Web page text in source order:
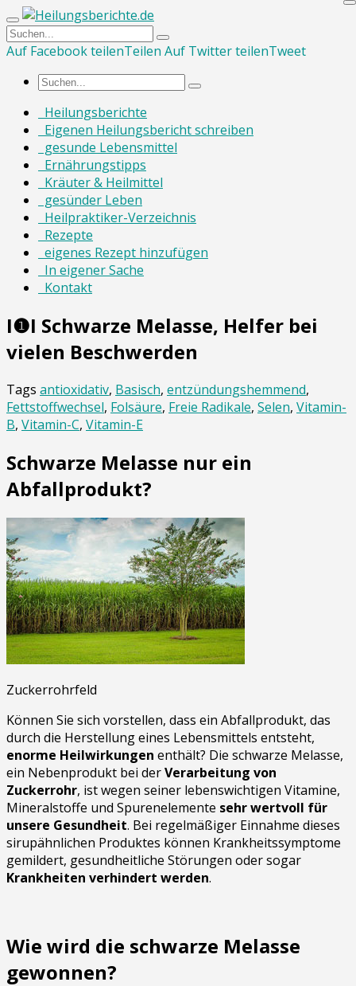
Auf Facebook teilenTeilen Auf Twitter teilenTweet
Heilungsberichte
Eigenen Heilungsbericht schreiben
gesunde Lebensmittel
Ernährungstipps
Kräuter & Heilmittel
gesünder Leben
Heilpraktiker-Verzeichnis
Rezepte
eigenes Rezept hinzufügen
In eigener Sache
Kontakt
I❶I Schwarze Melasse, Helfer bei
vielen Beschwerden
Tags antioxidativ, Basisch, entzündungshemmend,
Fettstoffwechsel, Folsäure, Freie Radikale, Selen, Vitamin-
B, Vitamin-C, Vitamin-E
Schwarze Melasse nur ein
Abfallprodukt?
Zuckerrohrfeld
Können Sie sich vorstellen, dass ein Abfallprodukt, das
durch die Herstellung eines Lebensmittels entsteht,
enorme Heilwirkungen enthält? Die schwarze Melasse,
ein Nebenprodukt bei derVerarbeitung von
Zuckerrohr, ist wegen seiner lebenswichtigen Vitamine,
Mineralstoffe und Spurenelemente sehr wertvoll für
unsere Gesundheit. Bei regelmäßiger Einnahme dieses
sirupähnlichen Produktes können Krankheitssymptome
gemildert, gesundheitliche Störungen oder sogar
Krankheiten verhindert werden.
Wie wird die schwarze Melasse
gewonnen?